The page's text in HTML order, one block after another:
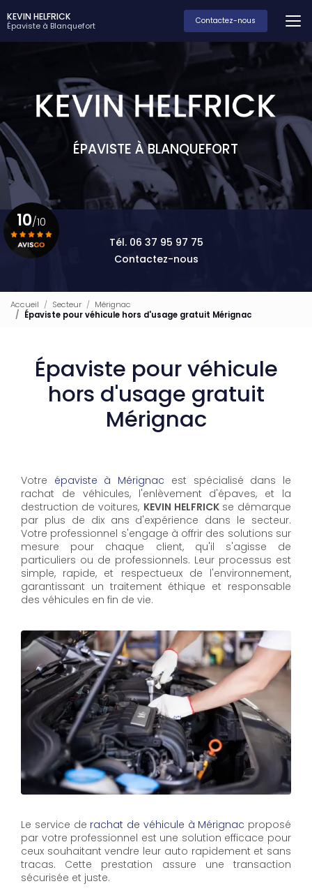
au
contenu
principal
KEVIN HELFRICK
Épaviste à Blanquefort Contactez-nous
ÉPAVISTE À BLANQUEFORT
Tél. 06 37 95 97 75
Contactez-nous
10/10
Accueil Secteur
Mérignac
Épaviste pour véhicule hors d'usage gratuit Mérignac
Épaviste pour véhicule
hors d'usage gratuit
Mérignac
Votre épaviste à Mérignac est spécialisé dans le
rachat de véhicules, l'enlèvement d'épaves, et la
destruction de voitures, KEVIN HELFRICK se démarque
par plus de dix ans d'expérience dans le secteur.
Votre professionnel s'engage à offrir des solutions sur
mesure pour chaque client, qu'il s'agisse de
particuliers ou de professionnels. Leur processus est
simple, rapide, et respectueux de l'environnement,
garantissant un traitement éthique et responsable
des véhicules en fin de vie.
Le service de rachat de véhicule à Mérignac proposé
par votre professionnel est une solution efficace pour
ceux souhaitant vendre leur auto rapidement et sans
tracas. Cette prestation assure une transaction
sécurisée et juste.